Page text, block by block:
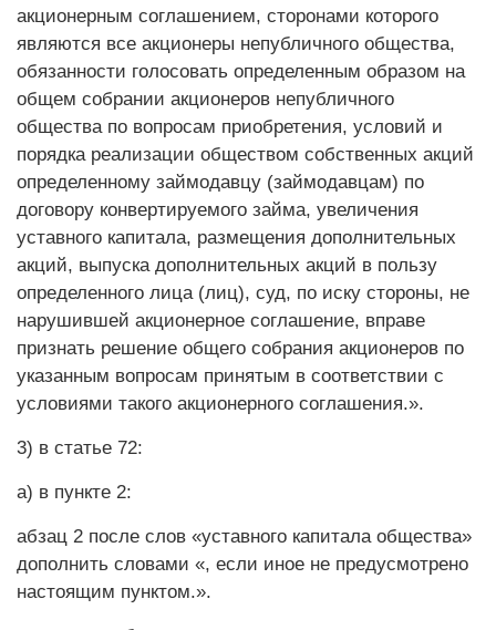
акционерным соглашением, сторонами которого
являются все акционеры непубличного общества,
обязанности голосовать определенным образом на
общем собрании акционеров непубличного
общества по вопросам приобретения, условий и
порядка реализации обществом собственных акций
определенному займодавцу (займодавцам) по
договору конвертируемого займа, увеличения
уставного капитала, размещения дополнительных
акций, выпуска дополнительных акций в пользу
определенного лица (лиц), суд, по иску стороны, не
нарушившей акционерное соглашение, вправе
признать решение общего собрания акционеров по
указанным вопросам принятым в соответствии с
условиями такого акционерного соглашения.».
3) в статье 72:
а) в пункте 2:
абзац 2 после слов «уставного капитала общества»
дополнить словами «, если иное не предусмотрено
настоящим пунктом.».